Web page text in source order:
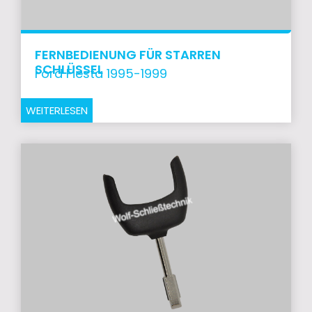
FERNBEDIENUNG FÜR STARREN
SCHLÜSSEL
Ford Fiesta 1995-1999
WEITERLESEN